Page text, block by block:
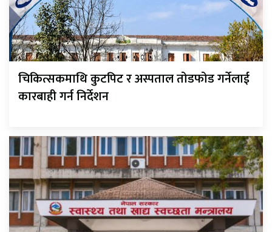
चिकित्सकमाथि कुटपिट र अस्पताल तोडफोड गर्नेलाई
कारबाही गर्न निर्देशन